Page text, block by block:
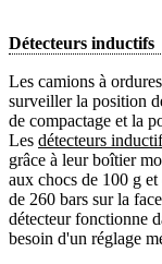
Détecteurs inductifs
Les camions à
surveiller la position
de compactage et la
Les détecteurs
grâce à leur boîtier
aux chocs de 100 g
de 260 bars sur la
détecteur fonctionne
besoin d'un réglage